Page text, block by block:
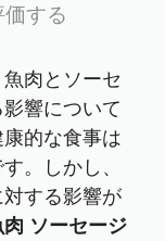
する
肉とソーセ
響について
的な食事は
。しかし、
する影響が
ソーセージ